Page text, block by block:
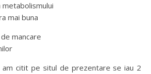
mai buna
mancare
am citit pe situl de prezentare se iau 2